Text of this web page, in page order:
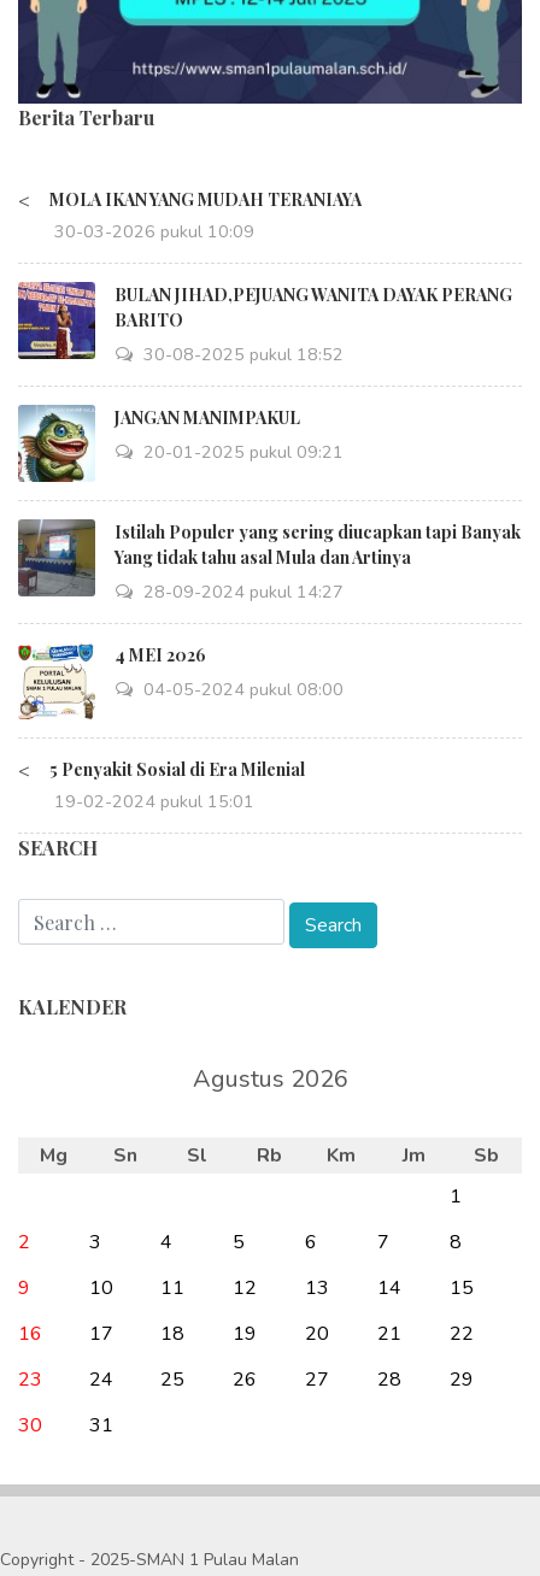
Berita Terbaru
< MOLA IKAN YANG MUDAH TERANIAYA
30-03-2026 pukul 10:09
BULAN JIHAD,PEJUANG WANITA DAYAK PERANG
BARITO
30-08-2025 pukul 18:52
JANGAN MANIMPAKUL
20-01-2025 pukul 09:21
Istilah Populer yang sering diucapkan tapi Banyak
Yang tidak tahu asal Mula dan Artinya
28-09-2024 pukul 14:27
4 MEI 2026
04-05-2024 pukul 08:00
< 5 Penyakit Sosial di Era Milenial
19-02-2024 pukul 15:01
SEARCH
KALENDER
Agustus 2026
Mg Sn Sl Rb Km Jm
Sb
1
2
3 4 5 6 7
8
9
10 11 12 13 14
15
16
17 18 19 20 21
22
23
24 25 26 27 28
29
30
31
Copyright - 2025-SMAN 1 Pulau Malan